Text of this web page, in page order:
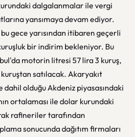
dalgalanmalar ile vergi
yansımaya devam ediyor.
gece yarısından itibaren geçerli
bir indirim bekleniyor. Bu
motorin litresi 57 lira 3 kuruş,
satılacak. Akaryakıt
olduğu Akdeniz piyasasındaki
ortalaması ile dolar kurundaki
rafineriler tarafından
sonucunda dağıtım firmaları